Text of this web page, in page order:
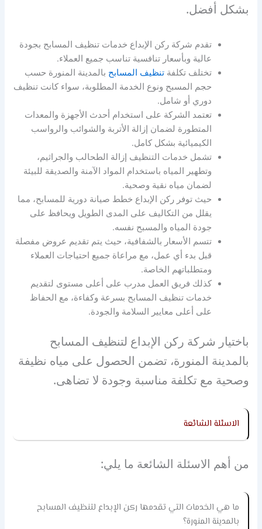
بشكل أفضل.
تقدم شركة ركن الإبداع خدمات تنظيف المسابح بجودة
عالية وبأسعار تنافسية تناسب جميع العملاء.
تختلف تكلفةتنظيف المسابح بالمدينة المنورة حسب
حجم المسبح ونوع الخدمة المطلوبة، سواء كانت تنظيف
دوري أو شامل.
تعتمد الشركة على استخدام أحدث الأجهزة والمعدات
المتطورة لضمان إزالة الأتربة والشوائب والرواسب
الكيميائية بشكل كامل.
تشمل خدمات التنظيف إزالة الطحالب والجراثيم،
وتطهير المياه باستخدام المواد الآمنة والصديقة للبيئة
لضمان مياه نقية وصحية.
حيث توفر ركن الإبداع خطط صيانة دورية للمسابح، مما
يقلل من التكاليف على المدى الطويل ويحافظ على
جودة المياه والمسبح نفسه.
تتسم الأسعار بالشفافية، حيث يتم تقديم عروض مفصلة
قبل بدء أي عمل، مع مراعاة جميع احتياجات العملاء
ومتطلباتهم الخاصة.
كذلك فريق العمل مدرب على أعلى مستوى لتقديم
خدمات تنظيف المسابح بسرعة وكفاءة، مع الحفاظ
على أعلى معايير السلامة والجودة.
باختيار شركة ركن الإبداع لتنظيف المسابح
بالمدينة المنورة، تضمن الحصول على مياه نظيفة
وصحية مع تكلفة مناسبة وجودة لا تضاهى.
الاسئلة الشائعة
من أهم الاسئلة الشائعة ما يلي:
ما هي الخدمات التي تقدمها ركن الإبداع لتنظيف المسابح
بالمدينة المنورة؟